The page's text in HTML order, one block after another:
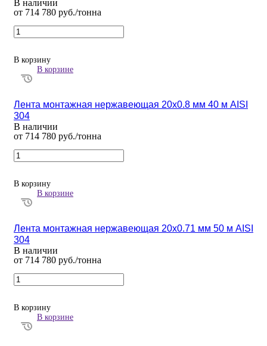
В наличии
от 714 780 руб./тонна
В корзину
В корзине
Лента монтажная нержавеющая 20х0.8 мм 40 м AISI
304
В наличии
от 714 780 руб./тонна
В корзину
В корзине
Лента монтажная нержавеющая 20х0.71 мм 50 м AISI
304
В наличии
от 714 780 руб./тонна
В корзину
В корзине